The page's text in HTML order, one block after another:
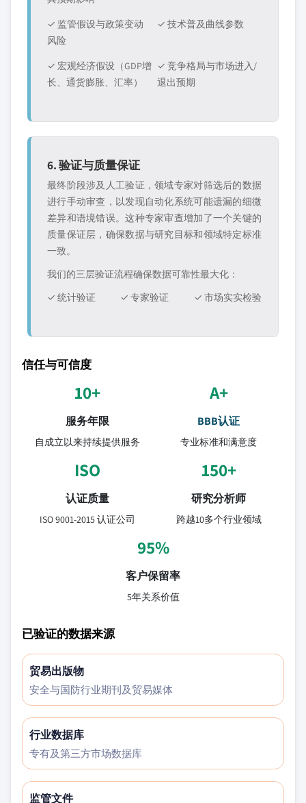
✓ 监管假设与政策变动
风险
✓ 技术普及曲线参数
✓ 宏观经济假设（GDP增
长、通货膨胀、汇率）
✓ 竞争格局与市场进入/
退出预期
6. 验证与质量保证
最终阶段涉及人工验证，领域专家对筛选后的数据
进行手动审查，以发现自动化系统可能遗漏的细微
差异和语境错误。这种专家审查增加了一个关键的
质量保证层，确保数据与研究目标和领域特定标准
一致。
我们的三层验证流程确保数据可靠性最大化：
✓ 统计验证
✓ 专家验证 ✓ 市场实实检验
信任与可信度
10+
服务年限
自成立以来持续提供服务
A+
BBB认证
专业标准和满意度
ISO
认证质量
ISO 9001-2015 认证公司
150+
研究分析师
跨越10多个行业领域
95%
客户保留率
5年关系价值
已验证的数据来源
贸易出版物
安全与国防行业期刊及贸易媒体
行业数据库
专有及第三方市场数据库
监管文件